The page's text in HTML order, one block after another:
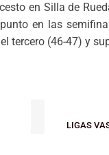
en Silla de
en las
tercero (46-47) y
LIGAS